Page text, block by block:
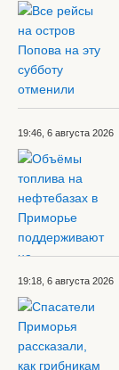
19:46, 6 августа 2026
19:18, 6 августа 2026